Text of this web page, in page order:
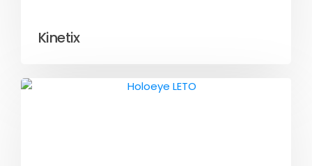
Kinetix